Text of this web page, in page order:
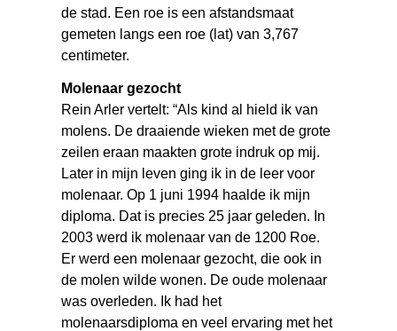
de stad. Een roe is een afstandsmaat
gemeten langs een roe (lat) van 3,767
centimeter.
Molenaar gezocht
Rein Arler vertelt: “Als kind al hield ik van
molens. De draaiende wieken met de grote
zeilen eraan maakten grote indruk op mij.
Later in mijn leven ging ik in de leer voor
molenaar. Op 1 juni 1994 haalde ik mijn
diploma. Dat is precies 25 jaar geleden. In
2003 werd ik molenaar van de 1200 Roe.
Er werd een molenaar gezocht, die ook in
de molen wilde wonen. De oude molenaar
was overleden. Ik had het
molenaarsdiploma en veel ervaring met het